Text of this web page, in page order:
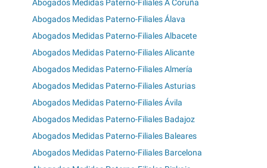
Abogados Medidas Paterno-Filiales A Coruña
Abogados Medidas Paterno-Filiales Álava
Abogados Medidas Paterno-Filiales Albacete
Abogados Medidas Paterno-Filiales Alicante
Abogados Medidas Paterno-Filiales Almería
Abogados Medidas Paterno-Filiales Asturias
Abogados Medidas Paterno-Filiales Ávila
Abogados Medidas Paterno-Filiales Badajoz
Abogados Medidas Paterno-Filiales Baleares
Abogados Medidas Paterno-Filiales Barcelona